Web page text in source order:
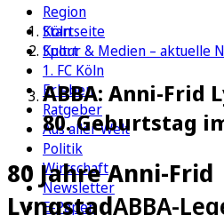
Region
Köln
Sport
1. FC Köln
Erleben
Ratgeber
Aus aller Welt
Politik
Wirtschaft
Newsletter
E-Paper
Startseite
Kultur & Medien – aktuelle
ABBA: Anni-Frid
80. Geburtstag
80 Jahre Anni-Frid
LyngstadABBA-